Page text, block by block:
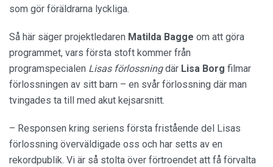
som gör föräldrarna lyckliga.
Så här säger projektledaren Matilda Bagge om att göra
programmet, vars första stoft kommer från
programspecialen Lisas förlossningdär Lisa Borg filmar
förlossningen av sitt barn – en svår förlossning där man
tvingades ta till med akut kejsarsnitt.
– Responsen kring seriens första fristående del Lisas
förlossning överväldigade oss och har setts av en
rekordpublik. Vi är så stolta över förtroendet att få förvalta